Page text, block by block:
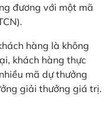
đương với một mã
hàng là không
khách hàng thực
mã dự thưởng
giải thưởng giá trị.